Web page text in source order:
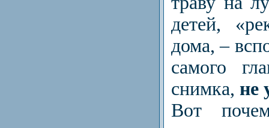
детей,
дома, –
самого
снимка, не
Вот